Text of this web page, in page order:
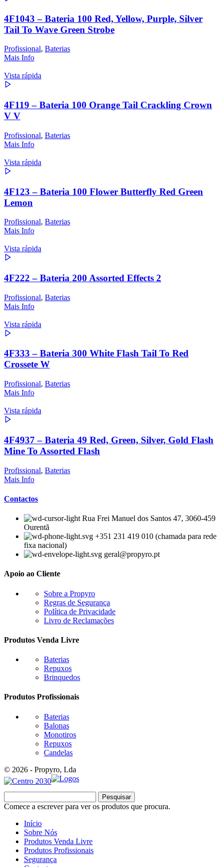
4F1043 – Bateria 100 Red, Yellow, Purple, Silver
Tail To Wave Green Strobe
Profissional, Baterias
Mais Info
Vista rápida
4F119 – Bateria 100 Orange Tail Crackling Crown
V V
Profissional, Baterias
Mais Info
Vista rápida
4F123 – Bateria 100 Flower Butterfly Red Green
Lemon
Profissional, Baterias
Mais Info
Vista rápida
4F222 – Bateria 200 Assorted Effects 2
Profissional, Baterias
Mais Info
Vista rápida
4F333 – Bateria 300 White Flash Tail To Red
Crossete W
Profissional, Baterias
Mais Info
Vista rápida
4F4937 – Bateria 49 Red, Green, Silver, Gold Flash
Mine To Assorted Flash
Profissional, Baterias
Mais Info
Contactos
Rua Frei Manuel dos Santos 47, 3060-459
Ourentã​
+351 231 419 010 (chamada para rede
fixa nacional)
geral@propyro.pt
Apoio ao Cliente
Sobre a Propyro
Regras de Segurança
Política de Privacidade
Livro de Reclamações
Produtos Venda Livre
Baterias
Repuxos
Brinquedos
Produtos Profissionais
Baterias
Balonas
Monotiros
Repuxos
Candelas
© 2026 - Propyro, Lda
Pesquisar
Comece a escrever para ver os produtos que procura.
Início
Sobre Nós
Produtos Venda Livre
Produtos Profissionais
Segurança